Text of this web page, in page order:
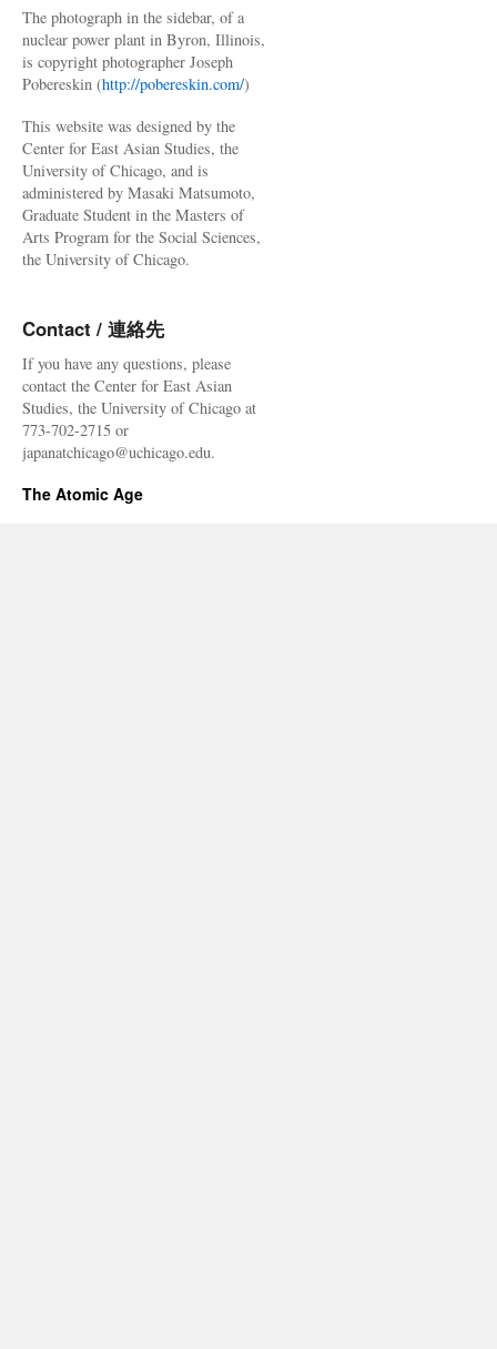
The photograph in the sidebar, of a
nuclear power plant in Byron, Illinois,
is copyright photographer Joseph
Pobereskin (http://pobereskin.com/)
This website was designed by the
Center for East Asian Studies, the
University of Chicago, and is
administered by Masaki Matsumoto,
Graduate Student in the Masters of
Arts Program for the Social Sciences,
the University of Chicago.
Contact / 連絡先
If you have any questions, please
contact the Center for East Asian
Studies, the University of Chicago at
773-702-2715 or
japanatchicago@uchicago.edu.
The Atomic Age